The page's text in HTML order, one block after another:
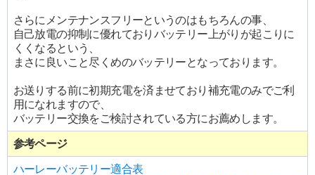
さらにメンテナンスフリーというのはもちろんの事、
自己放電の抑制に優れておりバッテリー上がりが起こりに
くくなるという、
まさに良いこと尽くめのバッテリーとなっております。
お送りする前に初期充電を済ませており補充電のみでご利
用になれますので、
バッテリー交換をご検討されている方にお薦めします。
参考ページ
ハーレーバッテリー適合表